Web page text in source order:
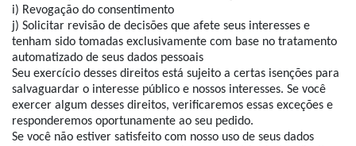
i) Revogação do consentimento
j) Solicitar revisão de decisões que afete seus interesses e
tenham sido tomadas exclusivamente com base no tratamento
automatizado de seus dados pessoais
Seu exercício desses direitos está sujeito a certas isenções para
salvaguardar o interesse público e nossos interesses. Se você
exercer algum desses direitos, verificaremos essas exceções e
responderemos oportunamente ao seu pedido.
Se você não estiver satisfeito com nosso uso de seus dados